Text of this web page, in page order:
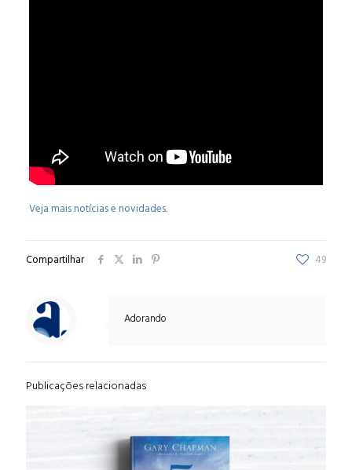
Veja mais notícias e novidades.
Compartilhar 49
Adorando
Publicações relacionadas